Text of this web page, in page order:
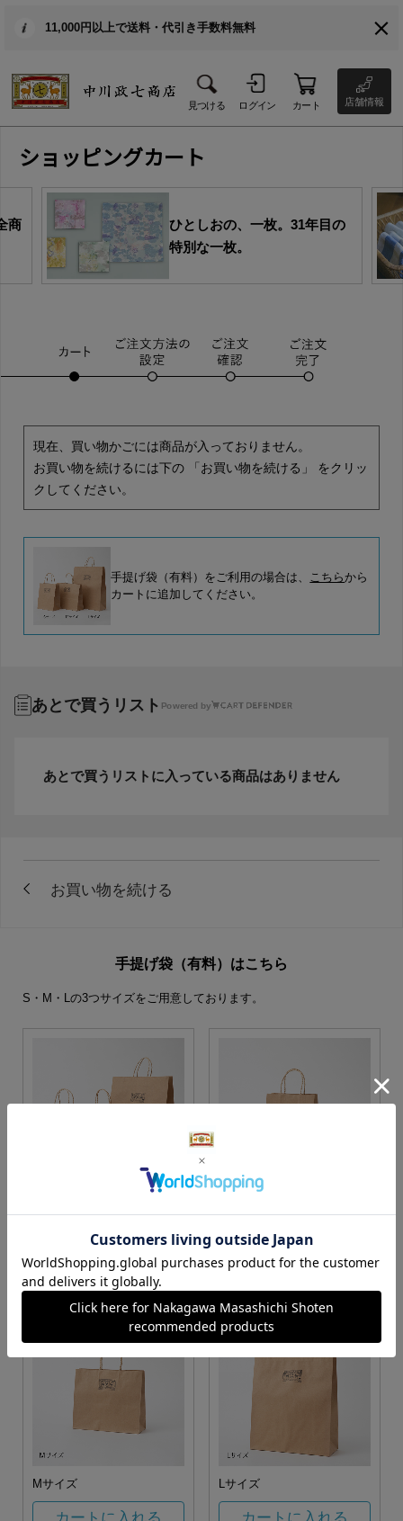
11,000円以上で送料・代引き手数料無料
見つける ログイン カート 店舗情報
ショッピングカート
商
ひとしおの、一枚。31年目の
特別な一枚。
現在、買い物かごには商品が入っておりません。
お買い物を続けるには下の 「お買い物を続ける」 をクリッ
クしてください。
手提げ袋（有料）をご利用の場合は、 こちらから
カートに追加してください。
あとで買うリスト Powered by
あとで買うリストに入っている商品はありません
手提げ袋（有料）はこちら
S・M・Lの3つサイズをご用意しております。
カートに入れる カートに入れる
Mサイズ
カートに入れる
Lサイズ
カートに入れる